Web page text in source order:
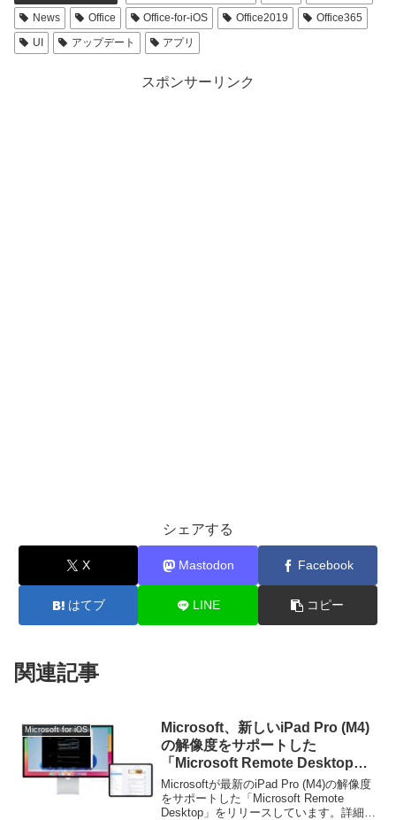
News
Office Office-for-iOS Office2019
Office365
UI
アップデート アプリ
スポンサーリンク
シェアする
X Mastodon Facebook
はてブ LINE コピー
関連記事
Microsoft for iOS
Microsoft、新しいiPad Pro (M4)
の解像度をサポートした
「Microsoft Remote Desktop」
をリリース。
Microsoftが最新のiPad Pro (M4)の解像度
をサポートした「Microsoft Remote
Desktop」をリリースしています。詳細は